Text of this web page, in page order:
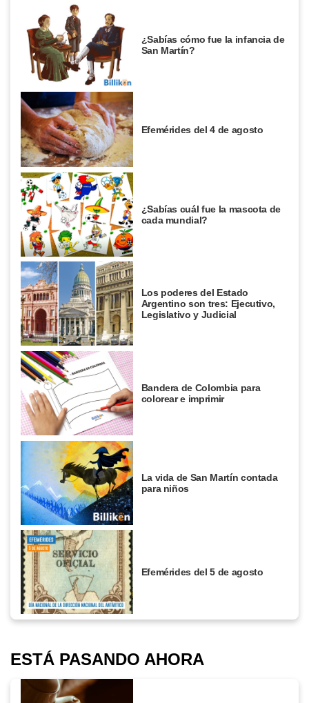
¿Sabías cómo fue la infancia de
San Martín?
Efemérides del 4 de agosto
¿Sabías cuál fue la mascota de
cada mundial?
Los poderes del Estado
Argentino son tres: Ejecutivo,
Legislativo y Judicial
Bandera de Colombia para
colorear e imprimir
La vida de San Martín contada
para niños
Efemérides del 5 de agosto
ESTÁ PASANDO AHORA